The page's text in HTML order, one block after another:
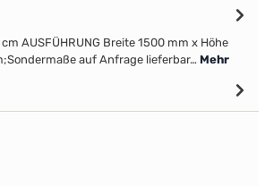
AUSFÜHRUNG Breite 1500 mm x Höhe
auf Anfrage lieferbar… Mehr